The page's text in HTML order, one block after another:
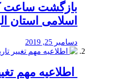
بازگشت ساعت
اسلامی استان
دسامبر 25, 2019
اطلاعیه مهم